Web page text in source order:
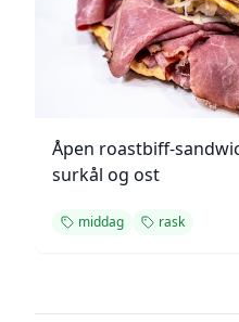
Åpen roastbiff-
surkål og ost
middag rask